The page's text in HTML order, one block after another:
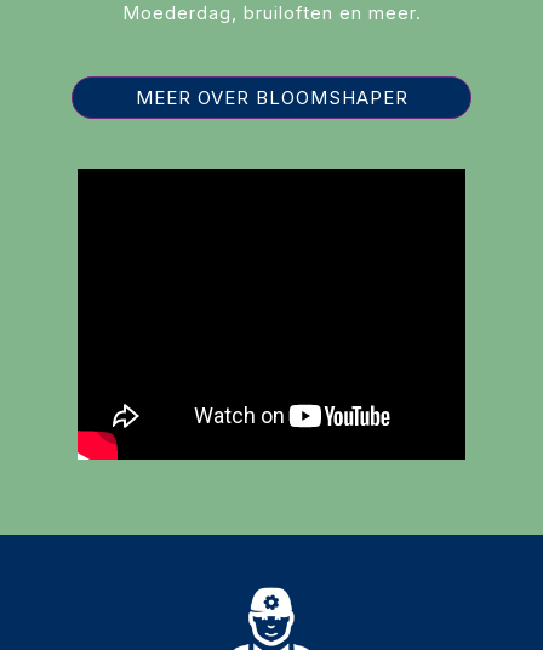
Moederdag, bruiloften en meer.
MEER OVER BLOOMSHAPER